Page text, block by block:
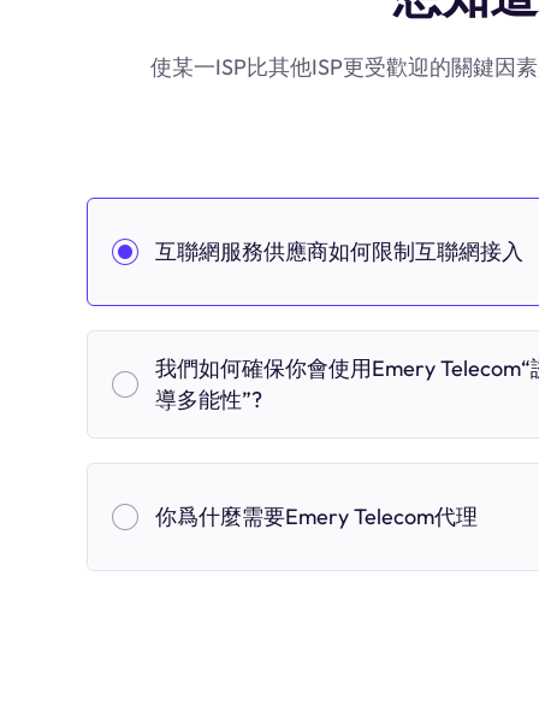
使某一ISP比其他ISP更受歡迎的關鍵因
互聯網服務供應商如何限制互聯網接入
我們如何確保你會使用Emery Telecom“
導多能性”?
你爲什麼需要Emery Telecom代理